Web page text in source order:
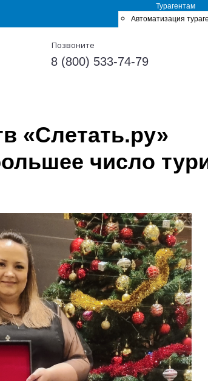
Сервис бронирования
Турагентам
Автоматизация
8 (800) 533-74-79
Позвоните
«Слетать.ру»
число